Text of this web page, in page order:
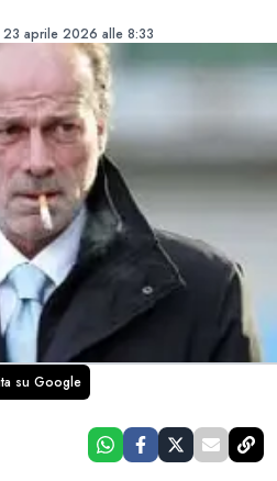
aprile 2026 alle 8:33
su Google